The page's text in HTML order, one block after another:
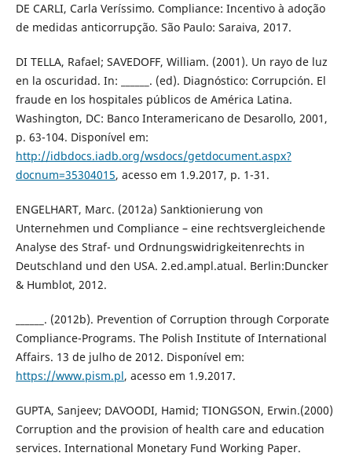
DE CARLI, Carla Veríssimo. Compliance: Incentivo à adoção
de medidas anticorrupção. São Paulo: Saraiva, 2017.
DI TELLA, Rafael; SAVEDOFF, William. (2001). Un rayo de luz
en la oscuridad. In: ______. (ed). Diagnóstico: Corrupción. El
fraude en los hospitales públicos de América Latina.
Washington, DC: Banco Interamericano de Desarollo, 2001,
p. 63-104. Disponível em:
http://idbdocs.iadb.org/wsdocs/getdocument.aspx?
docnum=35304015, acesso em 1.9.2017, p. 1-31.
ENGELHART, Marc. (2012a) Sanktionierung von
Unternehmen und Compliance – eine rechtsvergleichende
Analyse des Straf- und Ordnungswidrigkeitenrechts in
Deutschland und den USA. 2.ed.ampl.atual. Berlin:Duncker
& Humblot, 2012.
______. (2012b). Prevention of Corruption through Corporate
Compliance-Programs. The Polish Institute of International
Affairs. 13 de julho de 2012. Disponível em:
https://www.pism.pl, acesso em 1.9.2017.
GUPTA, Sanjeev; DAVOODI, Hamid; TIONGSON, Erwin.(2000)
Corruption and the provision of health care and education
services. International Monetary Fund Working Paper.